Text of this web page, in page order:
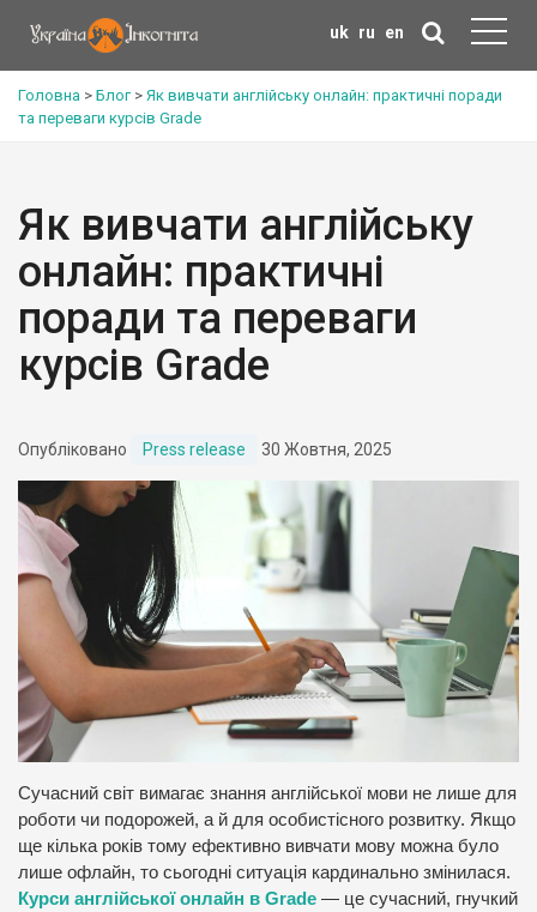
uk ru en
Головна > Блог> Як вивчати англійську онлайн: практичні поради
та переваги курсів Grade
Як вивчати англійську
онлайн: практичні
поради та переваги
курсів Grade
Опубліковано Press release 30 Жовтня, 2025
Сучасний світ вимагає знання англійської мови не лише для
роботи чи подорожей, а й для особистісного розвитку. Якщо
ще кілька років тому ефективно вивчати мову можна було
лише офлайн, то сьогодні ситуація кардинально змінилася.
Курси англійської онлайн в Grade — це сучасний, гнучкий